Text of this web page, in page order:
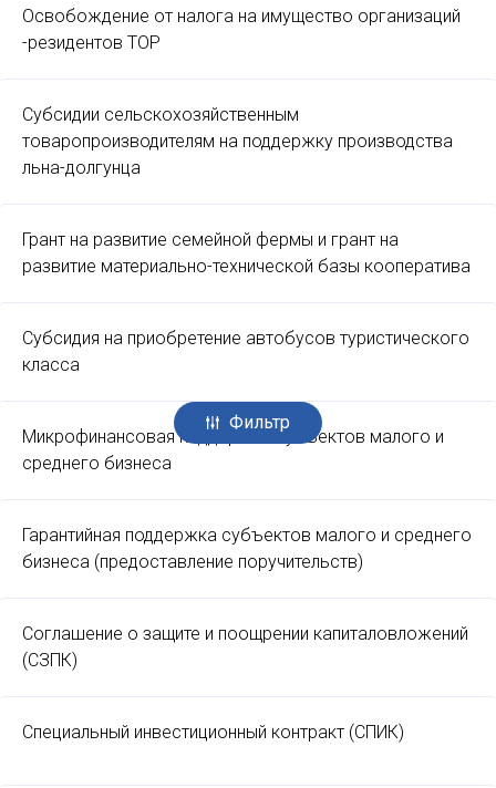
Фильтр
Освобождение от налога на имущество организаций
-резидентов ТОР
Субсидии сельскохозяйственным
товаропроизводителям на поддержку производства
льна-долгунца
Грант на развитие семейной фермы и грант на
развитие материально-технической базы кооператива
Субсидия на приобретение автобусов туристического
класса
Микрофинансовая поддержка субъектов малого и
среднего бизнеса
Гарантийная поддержка субъектов малого и среднего
бизнеса (предоставление поручительств)
Соглашение о защите и поощрении капиталовложений
(СЗПК)
Специальный инвестиционный контракт (СПИК)